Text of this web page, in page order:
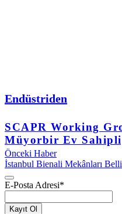
Endüstriden
SCAPR Working
Müyorbir Ev
Önceki Haber
İstanbul Bienali Mekânları
E-Posta Adresi*
Kayıt Ol